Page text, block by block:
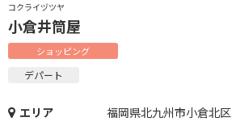
コクライヅツヤ
小倉井筒屋
ショッピング
デパート
エリア 福岡県北九州市小倉北区